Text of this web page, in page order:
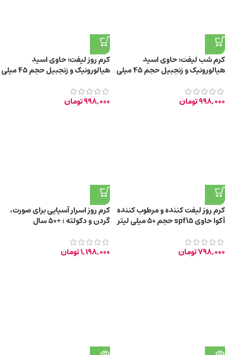
کرم شب لیفت؛ حاوی اسید
هیالورونیک و زنجبیل حجم 45 میلی
998,000تومان
کرم روز لیفت؛ حاوی اسید
هیالورونیک و زنجبیل حجم 45 میلی
998,000تومان
کرم روز لیفت کننده و مرطوب کننده
آکوا حاوی spf15 حجم ۵۰ میلی لیتر
798,000تومان
کرم روز اسرار آسیایی برای صورت،
گردن و دکولته ؛ +50 سال
1,198,000تومان